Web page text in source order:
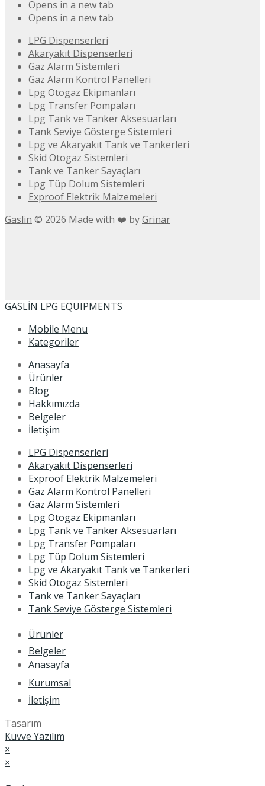
Opens in a new tab
Opens in a new tab
LPG Dispenserleri
Akaryakıt Dispenserleri
Gaz Alarm Sistemleri
Gaz Alarm Kontrol Panelleri
Lpg Otogaz Ekipmanları
Lpg Transfer Pompaları
Lpg Tank ve Tanker Aksesuarları
Tank Seviye Gösterge Sistemleri
Lpg ve Akaryakıt Tank ve Tankerleri
Skid Otogaz Sistemleri
Tank ve Tanker Sayaçları
Lpg Tüp Dolum Sistemleri
Exproof Elektrik Malzemeleri
Gaslin © 2026 Made with ❤️ byGrinar
GASLİN LPG EQUIPMENTS
Mobile Menu
Kategoriler
Anasayfa
Ürünler
Blog
Hakkımızda
Belgeler
İletişim
LPG Dispenserleri
Akaryakıt Dispenserleri
Exproof Elektrik Malzemeleri
Gaz Alarm Kontrol Panelleri
Gaz Alarm Sistemleri
Lpg Otogaz Ekipmanları
Lpg Tank ve Tanker Aksesuarları
Lpg Transfer Pompaları
Lpg Tüp Dolum Sistemleri
Lpg ve Akaryakıt Tank ve Tankerleri
Skid Otogaz Sistemleri
Tank ve Tanker Sayaçları
Tank Seviye Gösterge Sistemleri
Ürünler
Belgeler
Anasayfa
Kurumsal
İletişim
Tasarım
Kuvve Yazılım
×
×